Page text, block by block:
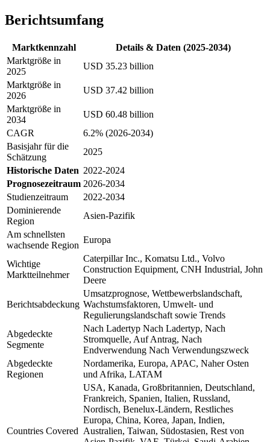
Berichtsumfang
Marktkennzahl
Details & Daten (2025-2034)
Marktgröße in
2025
USD 35.23 billion
Marktgröße in
2026
USD 37.42 billion
Marktgröße in
2034
USD 60.48 billion
CAGR
6.2% (2026-2034)
Basisjahr für die
Schätzung
2025
Historische Daten 2022-2024
Prognosezeitraum 2026-2034
Studienzeitraum
2022-2034
Dominierende
Region
Asien-Pazifik
Am schnellsten
wachsende Region
Europa
Wichtige
Marktteilnehmer
Caterpillar Inc., Komatsu Ltd., Volvo
Construction Equipment, CNH Industrial, John
Deere
Berichtsabdeckung
Umsatzprognose, Wettbewerbslandschaft,
Wachstumsfaktoren, Umwelt- und
Regulierungslandschaft sowie Trends
Abgedeckte
Segmente
Nach Ladertyp Nach Ladertyp, Nach
Stromquelle, Auf Antrag, Nach
Endverwendung Nach Verwendungszweck
Abgedeckte
Regionen
Nordamerika, Europa, APAC, Naher Osten
und Afrika, LATAM
Countries Covered
USA, Kanada, Großbritannien, Deutschland,
Frankreich, Spanien, Italien, Russland,
Nordisch, Benelux-Ländern, Restliches
Europa, China, Korea, Japan, Indien,
Australien, Taiwan, Südostasien, Rest von